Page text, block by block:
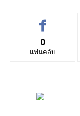
0
แฟนคลับ